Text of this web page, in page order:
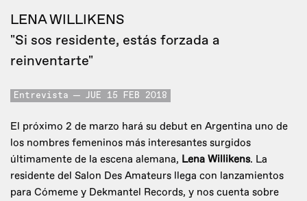
LENA WILLIKENS
"Si sos residente, estás forzada a
reinventarte"
Entrevista JUE 15 FEB 2018
El próximo 2 de marzo hará su debut en Argentina uno de
los nombres femeninos más interesantes surgidos
últimamente de la escena alemana, Lena Willikens. La
residente del Salon Des Amateurs llega con lanzamientos
para Cómeme y Dekmantel Records, y nos cuenta sobre